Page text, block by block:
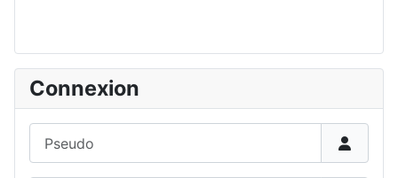
Connexion